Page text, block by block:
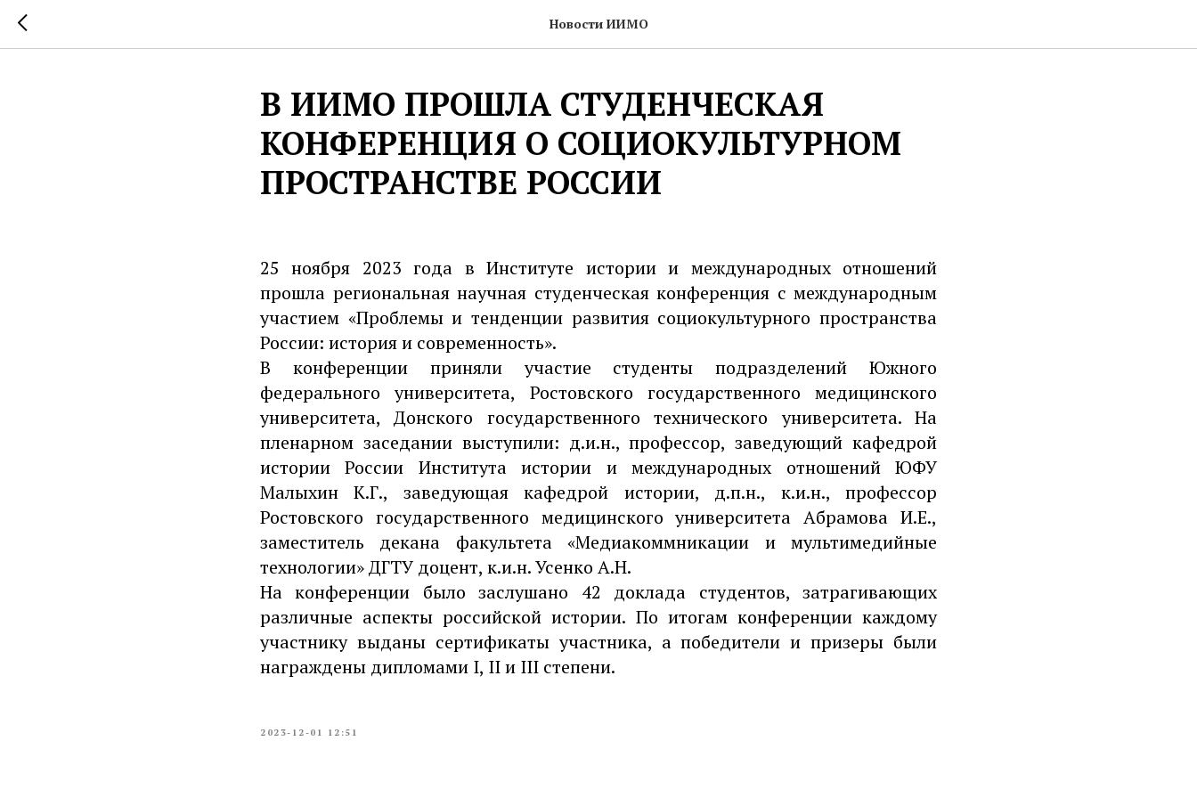
Новости ИИМО
В ИИМО ПРОШЛА СТУДЕНЧЕСКАЯ
КОНФЕРЕНЦИЯ О СОЦИОКУЛЬТУРНОМ
ПРОСТРАНСТВЕ РОССИИ
25 ноября 2023 года в Институте истории и международных отношений
прошла региональная научная студенческая конференция с международным
участием «Проблемы и тенденции развития социокультурного пространства
России: история и современность».
В конференции приняли участие студенты подразделений Южного
федерального университета, Ростовского государственного медицинского
университета, Донского государственного технического университета. На
пленарном заседании выступили: д.и.н., профессор, заведующий кафедрой
истории России Института истории и международных отношений ЮФУ
Малыхин К.Г., заведующая кафедрой истории, д.п.н., к.и.н., профессор
Ростовского государственного медицинского университета Абрамова И.Е.,
заместитель декана факультета «Медиакоммникации и мультимедийные
технологии» ДГТУ доцент, к.и.н. Усенко А.Н.
На конференции было заслушано 42 доклада студентов, затрагивающих
различные аспекты российской истории. По итогам конференции каждому
участнику выданы сертификаты участника, а победители и призеры были
награждены дипломами I, II и III степени.
2023-12-01 12:51